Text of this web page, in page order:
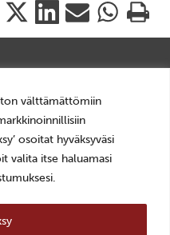
välttämättömiin
osoitat hyväksyväsi
valita itse haluamasi
Jaa
Jaa
tämä
Jaa
Jaa
Tulosta